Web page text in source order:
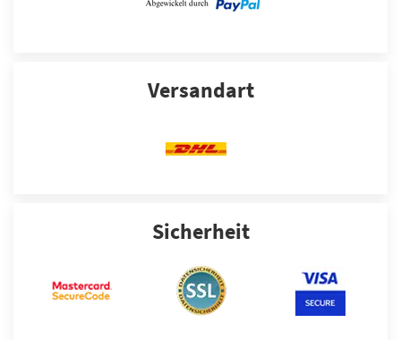
Versandart
Sicherheit